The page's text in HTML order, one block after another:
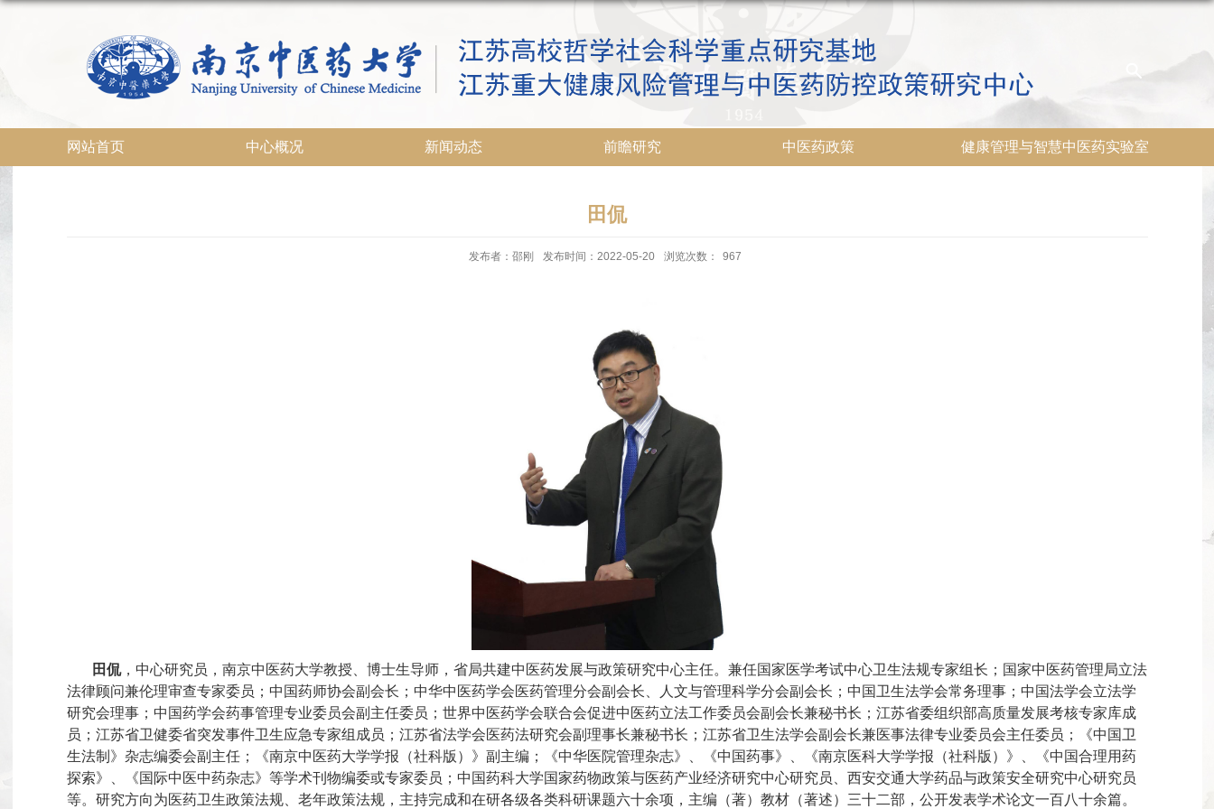
网站首页 中心概况 新闻动态 前瞻研究 中医药政策 健康管理与智慧中医药实验室
田侃
发布者：邵刚 发布时间：2022-05-20 浏览次数： 967
田侃，中心研究员，南京中医药大学教授、博士生导师，省局共建中医药发展与政策研究中心主任。兼任国家医学考试中心卫生法规专家组长；国家中医药管理局立法
法律顾问兼伦理审查专家委员；中国药师协会副会长；中华中医药学会医药管理分会副会长、人文与管理科学分会副会长；中国卫生法学会常务理事；中国法学会立法学
研究会理事；中国药学会药事管理专业委员会副主任委员；世界中医药学会联合会促进中医药立法工作委员会副会长兼秘书长；江苏省委组织部高质量发展考核专家库成
员；江苏省卫健委省突发事件卫生应急专家组成员；江苏省法学会医药法研究会副理事长兼秘书长；江苏省卫生法学会副会长兼医事法律专业委员会主任委员；《中国卫
生法制》杂志编委会副主任；《南京中医药大学学报（社科版）》副主编；《中华医院管理杂志》、《中国药事》、《南京医科大学学报（社科版）》、《中国合理用药
探索》、《国际中医中药杂志》等学术刊物编委或专家委员；中国药科大学国家药物政策与医药产业经济研究中心研究员、西安交通大学药品与政策安全研究中心研究员
等。研究方向为医药卫生政策法规、老年政策法规，主持完成和在研各级各类科研课题六十余项，主编（著）教材（著述）三十二部，公开发表学术论文一百八十余篇。